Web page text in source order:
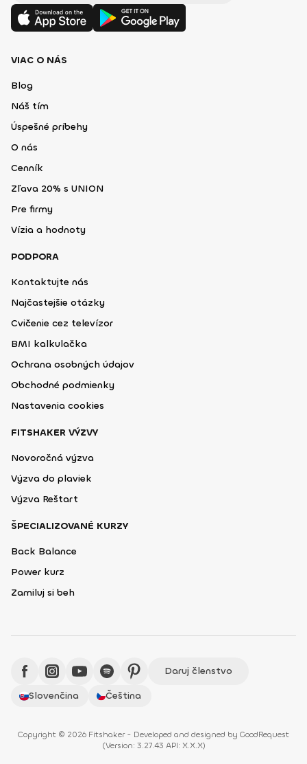
VIAC O NÁS
Blog
Náš tím
Úspešné príbehy
O nás
Cenník
Zľava 20% s UNION
Pre firmy
Vízia a hodnoty
PODPORA
Kontaktujte nás
Najčastejšie otázky
Cvičenie cez televízor
BMI kalkulačka
Ochrana osobných údajov
Obchodné podmienky
Nastavenia cookies
FITSHAKER VÝZVY
Novoročná výzva
Výzva do plaviek
Výzva Reštart
ŠPECIALIZOVANÉ KURZY
Back Balance
Power kurz
Zamiluj si beh
Daruj členstvo
Slovenčina
Čeština
Copyright © 2026 Fitshaker - Developed and designed by GoodRequest
(Version: 3.27.43 API: X.X.X)